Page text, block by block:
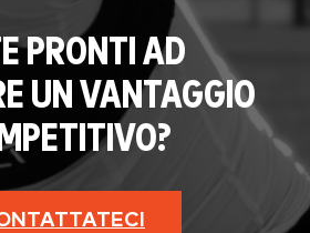
PRONTI AD
UN VANTAGGIO